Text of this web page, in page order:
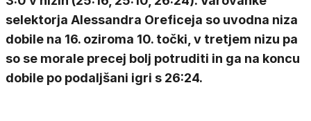
selektorja Alessandra Oreficeja so uvodna niza
dobile na 16. oziroma 10. točki, v tretjem nizu pa
so se morale precej bolj potruditi in ga na koncu
dobile po podaljšani igri s 26:24.